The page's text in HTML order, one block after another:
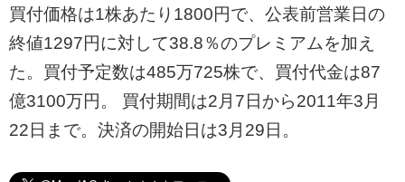
買付価格は1株あたり1800円で、公表前営業日の
終値1297円に対して38.8％のプレミアムを加え
た。買付予定数は485万725株で、買付代金は87
億3100万円。 買付期間は2月7日から2011年3月
22日まで。決済の開始日は3月29日。